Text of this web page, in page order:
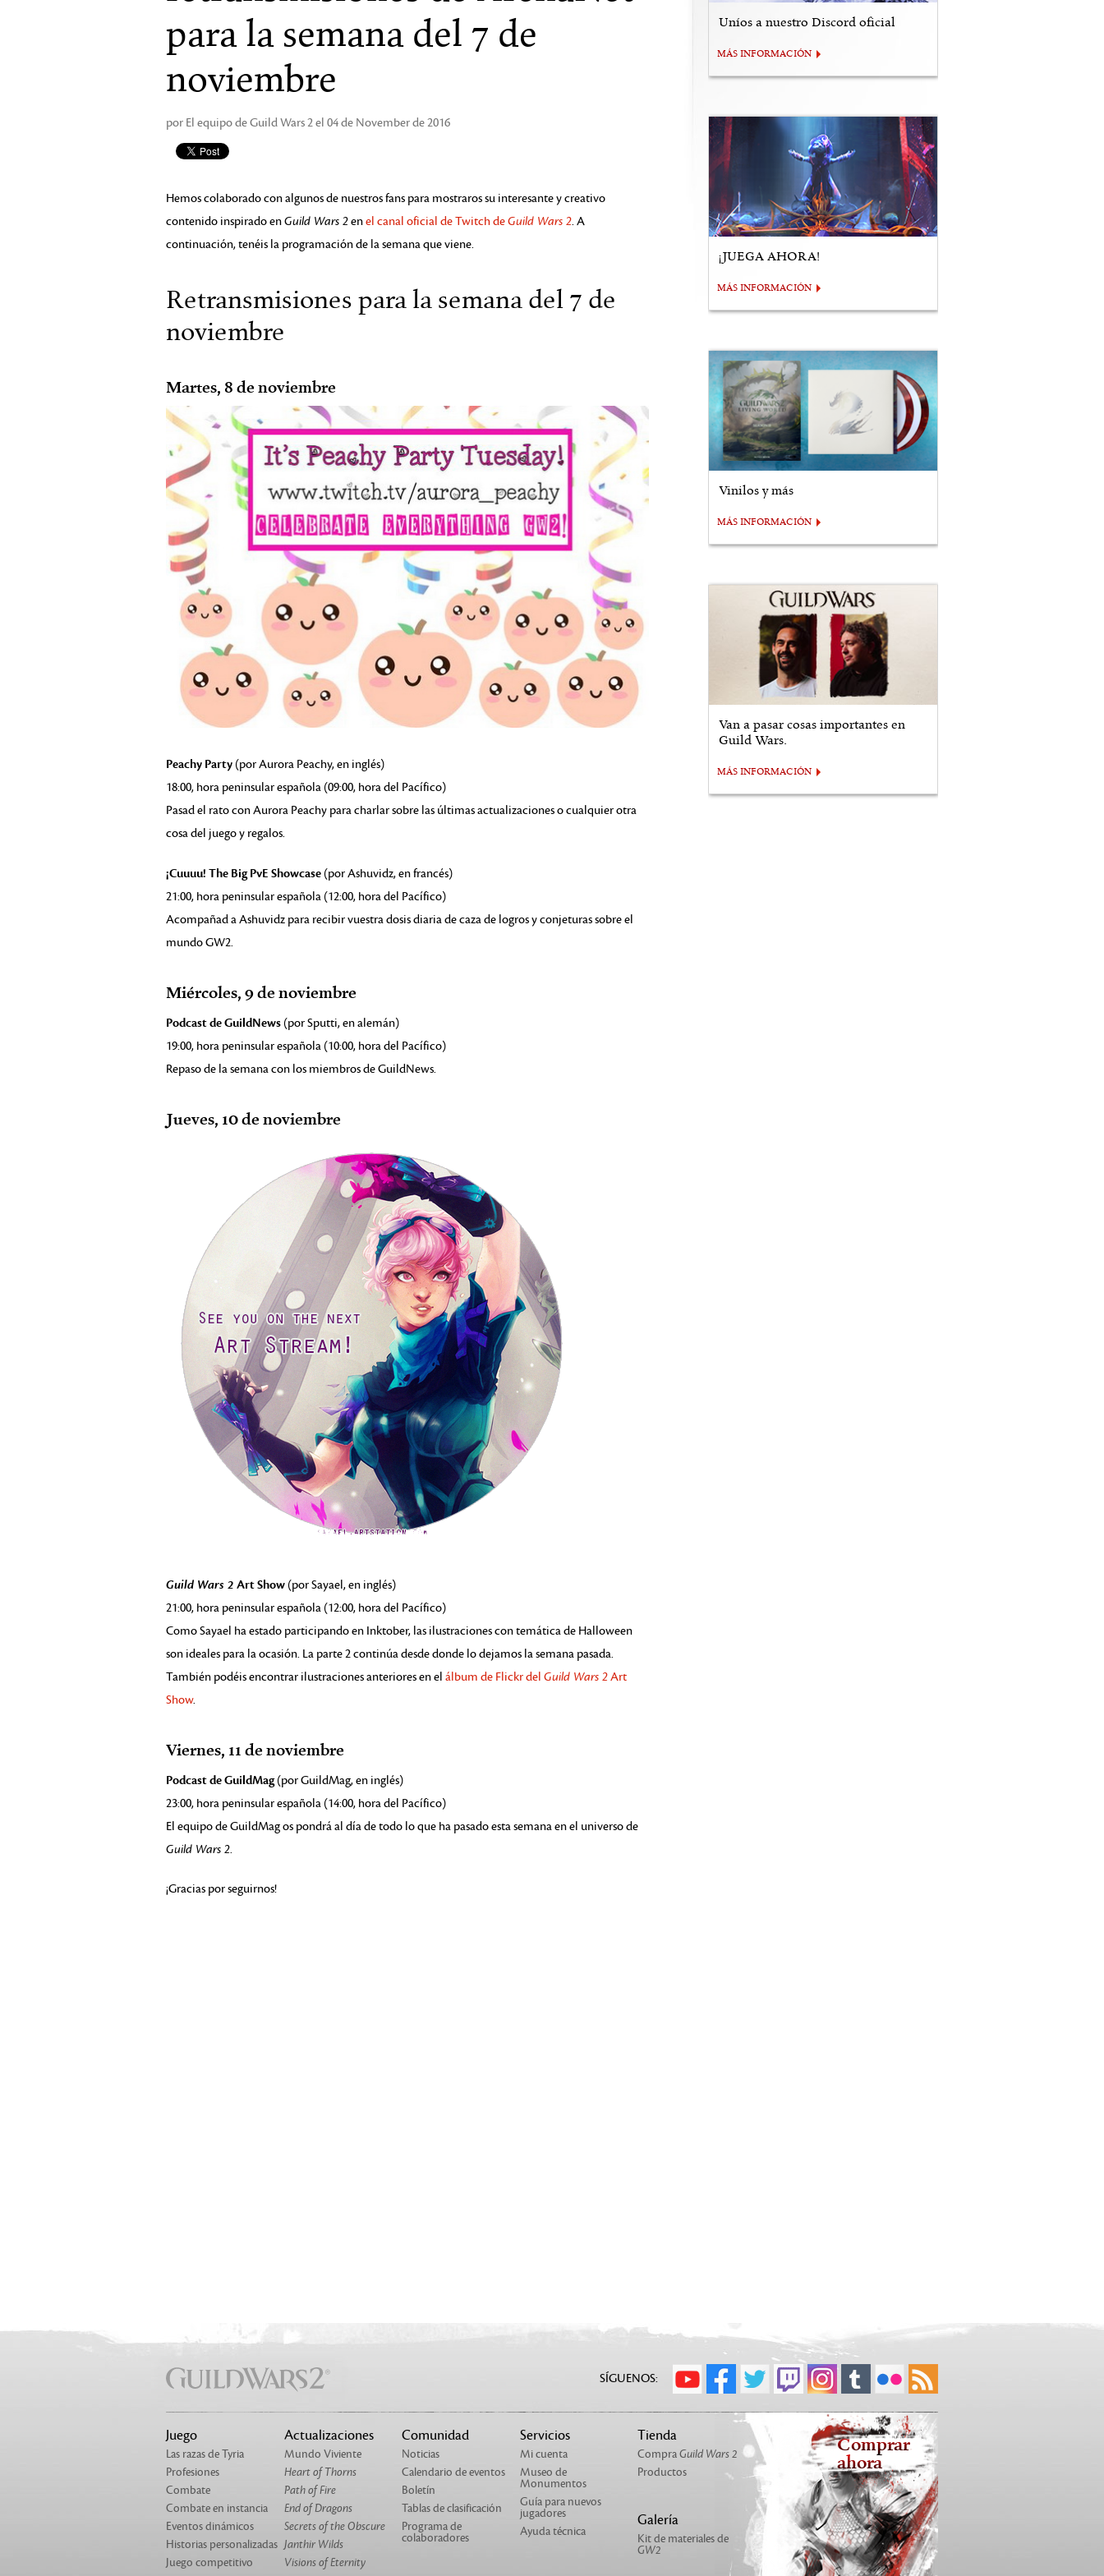
para la semana del 7 de
noviembre
por El equipo de Guild Wars 2 el 04 de November de 2016
Hemos colaborado con algunos de nuestros fans para mostraros su interesante y creativo
contenido inspirado enGuild Wars 2enel canal oficial de Twitch deGuild Wars 2. A
continuación, tenéis la programación de la semana que viene.
Retransmisiones para la semana del 7 de
noviembre
Martes, 8 de noviembre
Peachy Party (por Aurora Peachy, en inglés)
18:00, hora peninsular española (09:00, hora del Pacífico)
Pasad el rato con Aurora Peachy para charlar sobre las últimas actualizaciones o cualquier otra
cosa del juego y regalos.
¡Cuuuu! The Big PvE Showcase (por Ashuvidz, en francés)
21:00, hora peninsular española (12:00, hora del Pacífico)
Acompañad a Ashuvidz para recibir vuestra dosis diaria de caza de logros y conjeturas sobre el
mundo GW2.
Miércoles, 9 de noviembre
Podcast de GuildNews (por Sputti, en alemán)
19:00, hora peninsular española (10:00, hora del Pacífico)
Repaso de la semana con los miembros de GuildNews.
Jueves, 10 de noviembre
Guild Wars 2 Art Show (por Sayael, en inglés)
21:00, hora peninsular española (12:00, hora del Pacífico)
Como Sayael ha estado participando en Inktober, las ilustraciones con temática de Halloween
son ideales para la ocasión. La parte 2 continúa desde donde lo dejamos la semana pasada.
También podéis encontrar ilustraciones anteriores en el álbum de Flickr del Guild Wars 2Art
Show.
Viernes, 11 de noviembre
Podcast de GuildMag(por GuildMag, en inglés)
23:00, hora peninsular española (14:00, hora del Pacífico)
El equipo de GuildMag os pondrá al día de todo lo que ha pasado esta semana en el universo de
Guild Wars 2.
¡Gracias por seguirnos!
Uníos a nuestro Discord oficial
MÁS INFORMACIÓN
¡JUEGA AHORA!
MÁS INFORMACIÓN
Vinilos y más
MÁS INFORMACIÓN
Van a pasar cosas importantes en
Guild Wars.
MÁS INFORMACIÓN
SÍGUENOS:
Juego
Las razas de Tyria
Profesiones
Combate
Combate en instancia
Eventos dinámicos
Historias personalizadas
Juego competitivo
Actualizaciones
Mundo Viviente
Heart of Thorns
Path of Fire
End of Dragons
Secrets of the Obscure
Janthir Wilds
Visions of Eternity
Comunidad
Noticias
Calendario de eventos
Boletín
Tablas de clasificación
Programa de
colaboradores
Servicios
Mi cuenta
Museo de
Monumentos
Guía para nuevos
jugadores
Ayuda técnica
Tienda
CompraGuild Wars 2
Productos
Galería
Kit de materiales de
GW2
Comprar
ahora